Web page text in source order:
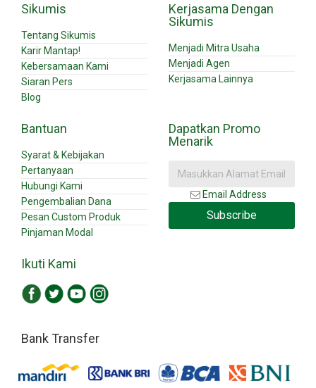
Sikumis
Tentang Sikumis
Karir Mantap!
Kebersamaan Kami
Siaran Pers
Blog
Kerjasama Dengan
Sikumis
Menjadi Mitra Usaha
Menjadi Agen
Kerjasama Lainnya
Bantuan
Syarat & Kebijakan
Pertanyaan
Hubungi Kami
Pengembalian Dana
Pesan Custom Produk
Pinjaman Modal
Dapatkan Promo
Menarik
Email Address
Subscribe
Ikuti Kami
Bank Transfer